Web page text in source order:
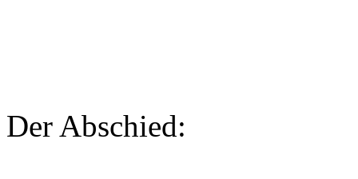
Der Abschied: